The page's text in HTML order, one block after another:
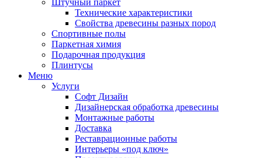
Штучный паркет
Технические характеристики
Свойства древесины разных пород
Спортивные полы
Паркетная химия
Подарочная продукция
Плинтусы
Меню
Услуги
Софт Дизайн
Дизайнерская обработка древесины
Монтажные работы
Доставка
Реставрационные работы
Интерьеры «под ключ»